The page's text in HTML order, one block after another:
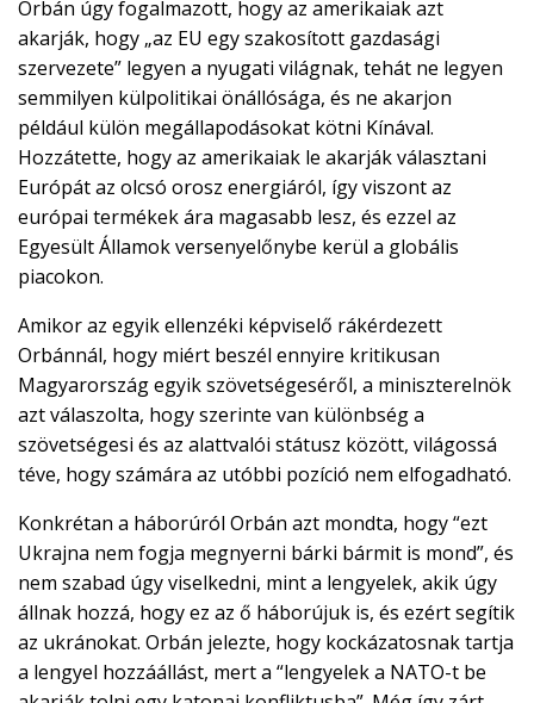
Orbán úgy fogalmazott, hogy az amerikaiak azt
akarják, hogy „az EU egy szakosított gazdasági
szervezete” legyen a nyugati világnak, tehát ne legyen
semmilyen külpolitikai önállósága, és ne akarjon
például külön megállapodásokat kötni Kínával.
Hozzátette, hogy az amerikaiak le akarják választani
Európát az olcsó orosz energiáról, így viszont az
európai termékek ára magasabb lesz, és ezzel az
Egyesült Államok versenyelőnybe kerül a globális
piacokon.
Amikor az egyik ellenzéki képviselő rákérdezett
Orbánnál, hogy miért beszél ennyire kritikusan
Magyarország egyik szövetségeséről, a miniszterelnök
azt válaszolta, hogy szerinte van különbség a
szövetségesi és az alattvalói státusz között, világossá
téve, hogy számára az utóbbi pozíció nem elfogadható.
Konkrétan a háborúról Orbán azt mondta, hogy “ezt
Ukrajna nem fogja megnyerni bárki bármit is mond”, és
nem szabad úgy viselkedni, mint a lengyelek, akik úgy
állnak hozzá, hogy ez az ő háborújuk is, és ezért segítik
az ukránokat. Orbán jelezte, hogy kockázatosnak tartja
a lengyel hozzáállást, mert a “lengyelek a NATO-t be